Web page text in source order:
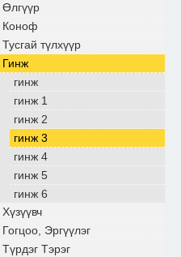
Өлгүүр
Коноф
Тусгай түлхүүр
Гинж
гинж
гинж 1
гинж 2
гинж 3
гинж 4
гинж 5
гинж 6
Хүзүүвч
Гогцоо, Эргүүлэг
Түрдэг Тэрэг